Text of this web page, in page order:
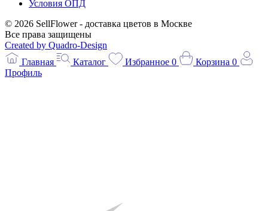
Условия ОПД
© 2026 SellFlower - доставка цветов в Москве
Все права защищены
Created by Quadro-Design
Главная
Каталог Избранное 0 Корзина 0
Профиль